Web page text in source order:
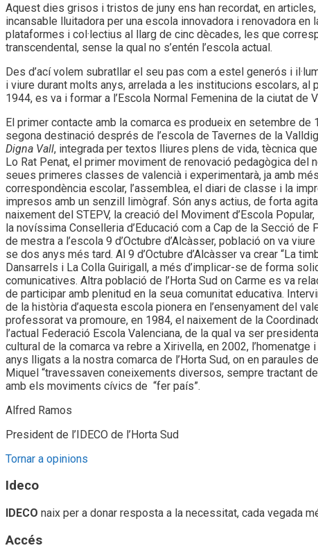
Aquest dies grisos i tristos de juny ens han recordat, en
incansable lluitadora per una escola innovadora i renovadora
plataformes i col·lectius al llarg de cinc dècades, les que
transcendental, sense la qual no s’entén l’escola actual.
Des d’ací volem subratllar el seu pas com a estel generós i
i viure durant molts anys, arrelada a les institucions escolars,
1944, es va i formar a l’Escola Normal Femenina de la ciutat de
El primer contacte amb la comarca es produeix en setembre
segona destinació després de l’escola de Tavernes de la
Digna Vall, integrada per textos lliures plens de vida, tècnica
Lo Rat Penat, el primer moviment de renovació pedagògica del
seues primeres classes de valencià i experimentarà, ja amb
correspondència escolar, l’assemblea, el diari de classe i la
impresos amb un senzill limògraf. Són anys actius, de forta
naixement del STEPV, la creació del Moviment d’Escola
la novíssima Conselleria d’Educació com a Cap de la Secció
de mestra a l’escola 9 d’Octubre d’Alcàsser, població on va
se dos anys més tard. Al 9 d’Octubre d’Alcàsser va crear “La
Dansarrels i La Colla Guirigall, a més d’implicar-se de forma
comunicatives. Altra població de l’Horta Sud on Carme es va
de participar amb plenitud en la seua comunitat educativa.
de la història d’aquesta escola pionera en l’ensenyament del
professorat va promoure, en 1984, el naixement de la
l’actual Federació Escola Valenciana, de la qual va ser
cultural de la comarca va rebre a Xirivella, en 2002,
anys lligats a la nostra comarca de l’Horta Sud, on en paraules
Miquel “travessaven coneixements diversos, sempre tractant
amb els moviments cívics de “fer país”.
Alfred Ramos
President de l’IDECO de l’Horta Sud
Tornar a opinions
Ideco
IDECO naix per a donar resposta a la necessitat, cada vegada
Accés